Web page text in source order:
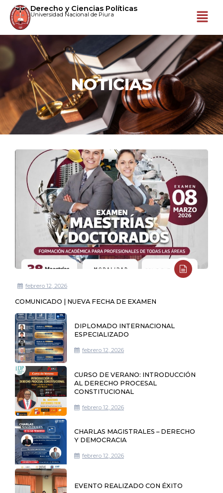
Derecho y Ciencias Políticas
Universidad Nacional de Piura
NOTICIAS
febrero 12, 2026
COMUNICADO | NUEVA FECHA DE EXAMEN
febrero 12, 2026
DIPLOMADO INTERNACIONAL
ESPECIALIZADO
febrero 12, 2026
CURSO DE VERANO: INTRODUCCIÓN
AL DERECHO PROCESAL
CONSTITUCIONAL
febrero 12, 2026
CHARLAS MAGISTRALES – DERECHO
Y DEMOCRACIA
EVENTO REALIZADO CON ÉXITO